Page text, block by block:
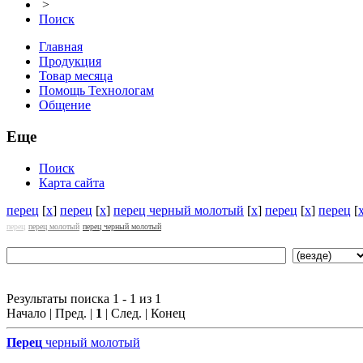
>
Поиск
Главная
Продукция
Товар месяца
Помощь Технологам
Общение
Еще
Поиск
Карта сайта
перец [x] перец [x] перец черный молотый [x] перец [x] перец [
перец перец молотый перец черный молотый
Результаты поиска 1 - 1 из 1
Начало | Пред. | 1 | След. | Конец
Перец черный молотый